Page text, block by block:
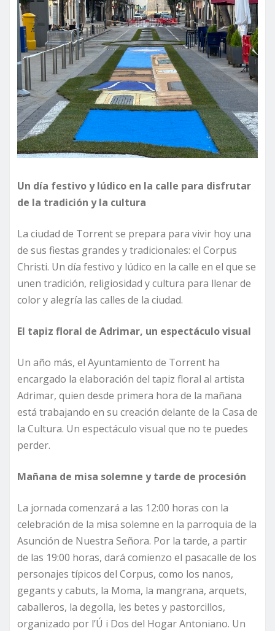
Un día festivo y lúdico en la calle para disfrutar
de la tradición y la cultura
La ciudad de Torrent se prepara para vivir hoy una
de sus fiestas grandes y tradicionales: el Corpus
Christi. Un día festivo y lúdico en la calle en el que se
unen tradición, religiosidad y cultura para llenar de
color y alegría las calles de la ciudad.
El tapiz floral de Adrimar, un espectáculo visual
Un año más, el Ayuntamiento de Torrent ha
encargado la elaboración del tapiz floral al artista
Adrimar, quien desde primera hora de la mañana
está trabajando en su creación delante de la Casa de
la Cultura. Un espectáculo visual que no te puedes
perder.
Mañana de misa solemne y tarde de procesión
La jornada comenzará a las 12:00 horas con la
celebración de la misa solemne en la parroquia de la
Asunción de Nuestra Señora. Por la tarde, a partir
de las 19:00 horas, dará comienzo el pasacalle de los
personajes típicos del Corpus, como los nanos,
gegants y cabuts, la Moma, la mangrana, arquets,
caballeros, la degolla, les betes y pastorcillos,
organizado por l’Ú i Dos del Hogar Antoniano. Un